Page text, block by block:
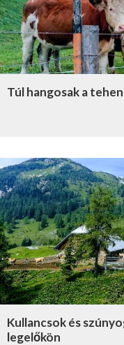
Túl hangosak a
Kullancsok és
legelőkön